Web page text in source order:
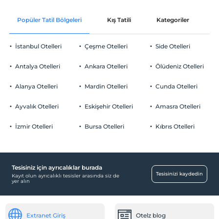
Otopark (Tesis disinda)
Aile odaları
Eğlence Hizmetleri
Çocuk
Evcil Hayvan
Sigara
Çocuklar
Her bir oda için 6 yaşına kadar 1 çocuk ücretsizdir
Oda süslemesi
Odaya meyve sepeti ikramı
Popüler Tatil Bölgeleri Kış Tatili Kategoriler
İstanbul Otelleri
Antalya Otelleri
Alanya Otelleri
Ayvalık Otelleri
İzmir Otelleri
Çeşme Otelleri
Ankara Otelleri
Mardin Otelleri
Eskişehir Otelleri
Bursa Otelleri
Side Otelleri
Ölüdeniz Otelleri
Cunda Otelleri
Amasra Otelleri
Kıbrıs Otelleri
Tesisiniz için ayrıcalıklar burada
Kayıt olun ayrıcalıklı tesisler arasında siz de
yer alın
Tesisinizi kaydedin
Extranet Giriş Otelz blog